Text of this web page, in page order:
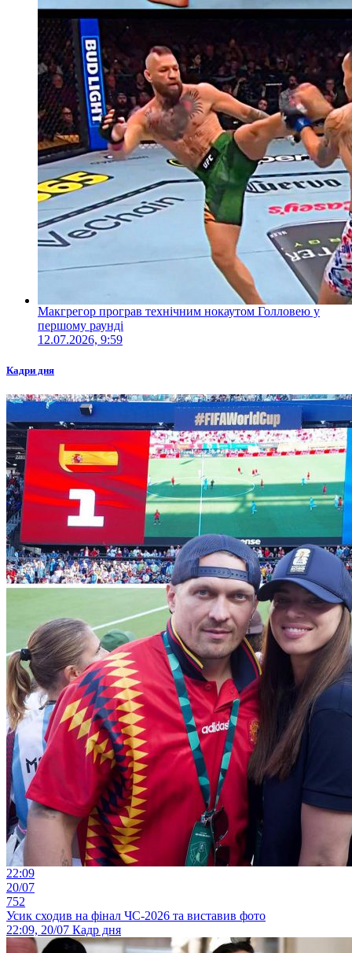
Макгрегор програв технічним нокаутом Голловею у
першому раунді
12.07.2026, 9:59
Кадри дня
22:09
20/07
752
Усик сходив на фінал ЧС-2026 та виставив фото
22:09, 20/07 Кадр дня